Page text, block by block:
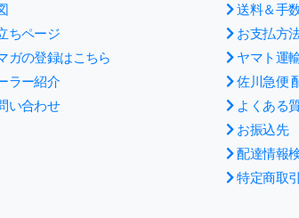
ちページ
ガの登録はこちら
ラー紹介
い合わせ
送料＆手
お支払方
ヤマト運
佐川急便
よくある
お振込先
配達情報
特定商取